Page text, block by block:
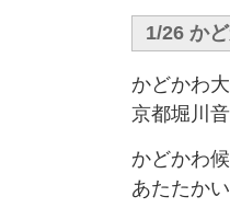
1/26 か
かどかわ
京都堀川
かどかわ
あたたか